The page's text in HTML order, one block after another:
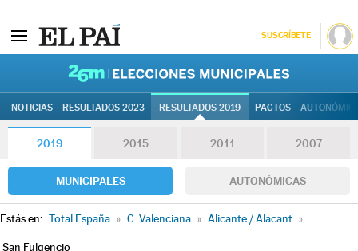
SUSCRÍBETE
NOTICIAS RESULTADOS 2023 RESULTADOS 2019 PACTOS
2019 2015 2011 2007
MUNICIPALES AUTONÓMICAS
Estás en: Total España » C. Valenciana » Alicante / Alacant »
San Fulgencio